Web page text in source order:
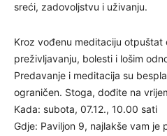
sreći, zadovoljstvu i uživanju.
Kroz vođenu meditaciju
preživljavanju, bolesti i lošim
Predavanje i meditacija su
ograničen. Stoga, dođite na
Kada: subota, 07.12., 10.00 sati
Gdje: Paviljon 9, najlakše vam je